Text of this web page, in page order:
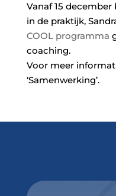
Vanaf 15
in de praktijk,
COOL programma
coaching.
Voor meer
‘Samenwerking’.